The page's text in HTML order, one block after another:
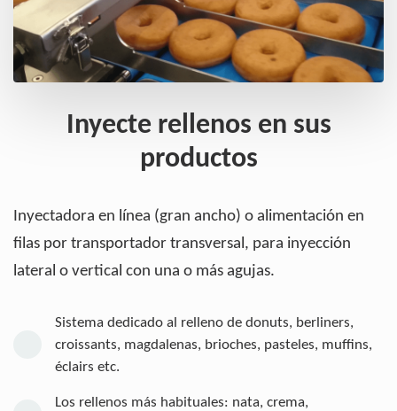
Inyecte rellenos en sus
productos
Inyectadora en línea (gran ancho) o alimentación en
filas por transportador transversal, para inyección
lateral o vertical con una o más agujas.
Sistema dedicado al relleno de donuts, berliners,
croissants, magdalenas, brioches, pasteles, muffins,
éclairs etc.
Los rellenos más habituales: nata, crema,